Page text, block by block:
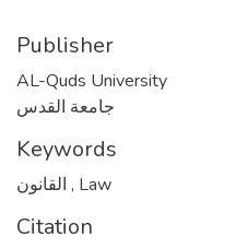
Publisher
AL-Quds University
جامعة القدس
Keywords
, Law
Citation